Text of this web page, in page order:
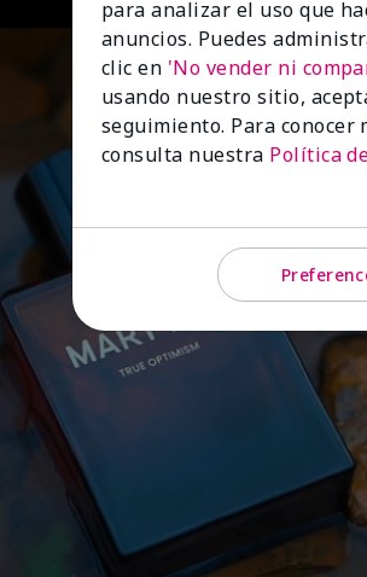
para analizar el uso que
anuncios. Puedes
clic en 'No vender ni
usando nuestro sitio,
seguimiento. Para conocer
consulta nuestra Política